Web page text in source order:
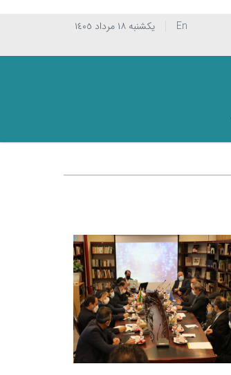
يکشنبه ١٨ مرداد ١٤٠٥
En